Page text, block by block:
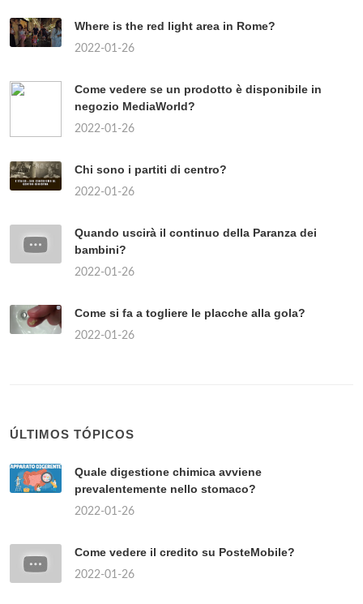
Where is the red light area in Rome?
2022-01-26
Come vedere se un prodotto è disponibile in
negozio MediaWorld?
2022-01-26
Chi sono i partiti di centro?
2022-01-26
Quando uscirà il continuo della Paranza dei
bambini?
2022-01-26
Come si fa a togliere le placche alla gola?
2022-01-26
ÚLTIMOS TÓPICOS
Quale digestione chimica avviene
prevalentemente nello stomaco?
2022-01-26
Come vedere il credito su PosteMobile?
2022-01-26